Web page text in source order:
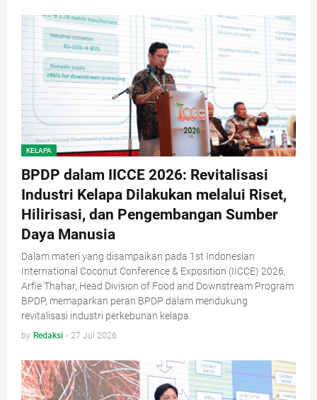
KELAPA
BPDP dalam IICCE 2026: Revitalisasi
Industri Kelapa Dilakukan melalui Riset,
Hilirisasi, dan Pengembangan Sumber
Daya Manusia
Dalam materi yang disampaikan pada 1st Indonesian
International Coconut Conference & Exposition (IICCE) 2026,
Arfie Thahar, Head Division of Food and Downstream Program
BPDP, memaparkan peran BPDP dalam mendukung
revitalisasi industri perkebunan kelapa.
by Redaksi - 27 Jul 2026